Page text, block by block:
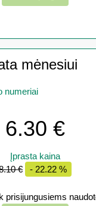
mėnesiui
numeriai
6.30 €
Įprasta kaina
€
- 22.22 %
prisijungusiems